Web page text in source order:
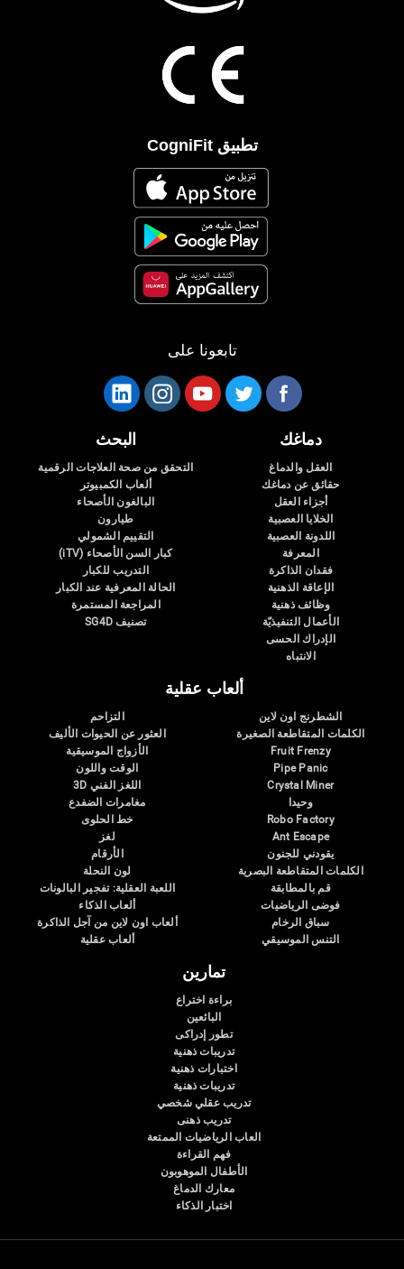
تطبيق CogniFit
تابعونا على
دماغك
العقل والدماغ
حقائق عن دماغك
أجزاء العقل
الخلايا العصبية
اللدونة العصبية
المعرفة
فقدان الذاكرة
الإعاقة الذهنية
وظائف ذهنية
الأعمال التنفيذيّة
الإدراك الحسى
الانتباه
البحث
التحقق من صحة العلاجات الرقمية
ألعاب الكمبيوتر
البالغون الأصحاء
طيارون
التقييم الشمولي
كبار السن الأصحاء (iTV)
التدريب للكبار
الحالة المعرفية عند الكبار
المراجعة المستمرة
تصنيف SG4D
ألعاب عقلية
الشطرنج اون لاين
الكلمات المتقاطعة الصغيرة
Fruit Frenzy
Pipe Panic
Crystal Miner
وحيدا
Robo Factory
Ant Escape
يقودني للجنون
الكلمات المتقاطعة البصرية
قم بالمطابقة
فوضى الرياضيات
سباق الرخام
التنس الموسيقي
التزاحم
العثور عن الحيوات الأليف
الأزواج الموسيقية
الوقت واللون
اللغز الفني 3D
مغامرات الضفدع
خط الحلوى
لغز
الأرقام
لون النحلة
اللعبة العقلية: تفجير البالونات
ألعاب الذكاء
ألعاب اون لاين من آجل الذاكرة
ألعاب عقلية
تمارين
براءة اختراع
البائعين
تطور إدراكى
تدريبات ذهنية
اختبارات ذهنية
تدريبات ذهنية
تدريب عقلي شخصي
تدريب ذهنى
العاب الرياضيات الممتعة
فهم القراءة
الأطفال الموهوبون
معارك الدماغ
اختبار الذكاء